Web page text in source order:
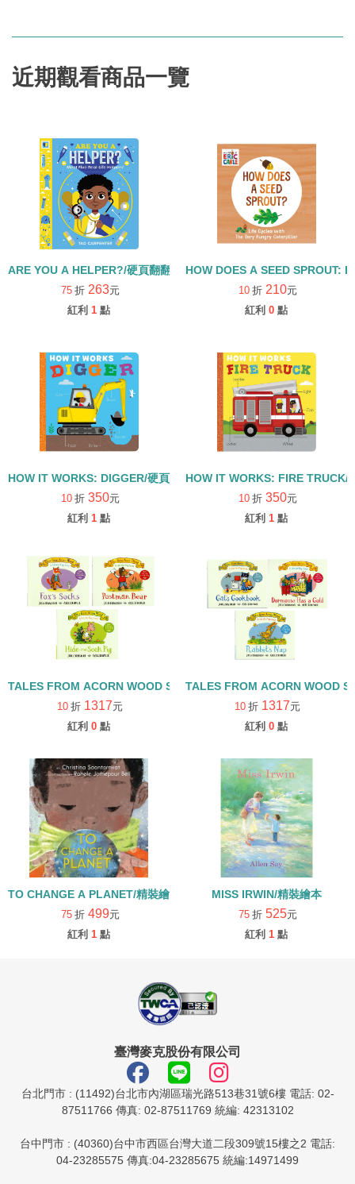
近期觀看商品一覽
ARE YOU A HELPER?/硬頁翻翻書
75 折 263元
紅利 1 點
HOW DOES A SEED SPROUT:
10 折 210元
紅利 0 點
HOW IT WORKS: DIGGER/硬頁書
10 折 350元
紅利 1 點
HOW IT WORKS: FIRE TRUCK/
10 折 350元
紅利 1 點
TALES FROM ACORN WOOD STORY COLLECTION 觀察探索組/
10 折 1317元
紅利 0 點
TALES FROM ACORN WOOD
10 折 1317元
紅利 0 點
TO CHANGE A PLANET/精裝繪本
75 折 499元
紅利 1 點
MISS IRWIN/精裝繪本
75 折 525元
紅利 1 點
臺灣麥克股份有限公司
台北門市 : (11492)台北市內湖區瑞光路513巷31號6樓 電話: 02-
87511766 傳真: 02-87511769 統編: 42313102
台中門市 : (40360)台中市西區台灣大道二段309號15樓之2 電話:
04-23285575 傳真:04-23285675 統編:14971499